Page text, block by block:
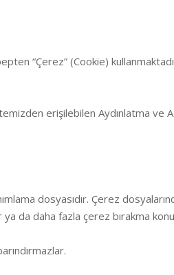
(Cookie) kullanmaktadır.
erişilebilen Aydınlatma ve
dosyasıdır. Çerez
da daha fazla çerez bırakma